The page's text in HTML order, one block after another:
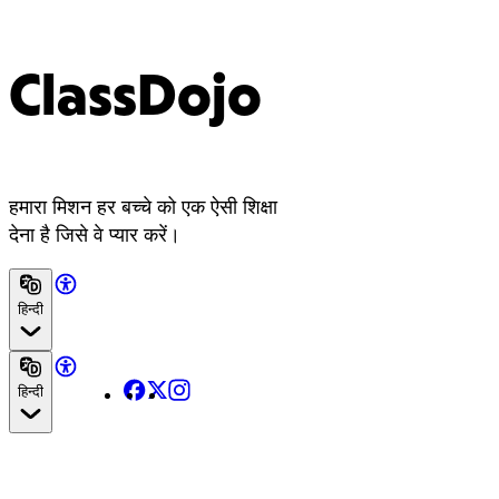
ClassDojo
हमारा मिशन हर बच्चे को एक ऐसी शिक्षा
देना है जिसे वे प्यार करें।
हिन्दी
हिन्दी Facebook
X Instagram